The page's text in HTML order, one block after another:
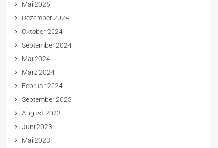
Mai 2025
Dezember 2024
Oktober 2024
September 2024
Mai 2024
März 2024
Februar 2024
September 2023
August 2023
Juni 2023
Mai 2023